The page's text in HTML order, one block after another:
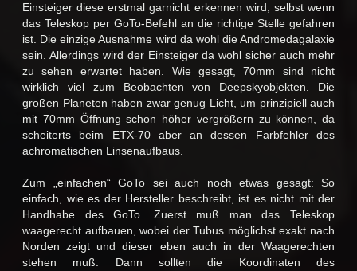
Einsteiger diese erstmal garnicht erkennen wird, selbst wenn
das Teleskop per GoTo-Befehl an die richtige Stelle gefahren
ist. Die einzige Ausnahme wird da wohl die Andromedagalaxie
sein. Allerdings wird der Einsteiger da wohl sicher auch mehr
zu sehen erwartet haben. Wie gesagt, 70mm sind nicht
wirklich viel zum Beobachten von Deepskyobjekten. Die
großen Planeten haben zwar genug Licht, um prinzipiell auch
mit 70mm Öffnung schon höher vergrößern zu können, da
scheiterts beim ETX-70 aber an dessen Farbfehler des
achromatischen Linsenaufbaus.
Zum „einfachen“ GoTo sei auch noch etwas gesagt: So
einfach, wie es der Hersteller beschreibt, ist es nicht mit der
Handhabe des GoTo. Zuerst muß man das Teleskop
waagerecht aufbauen, wobei der Tubus möglichst exakt nach
Norden zeigt und dieser eben auch in der Waagerechten
stehen muß. Dann sollten die Koordinaten des